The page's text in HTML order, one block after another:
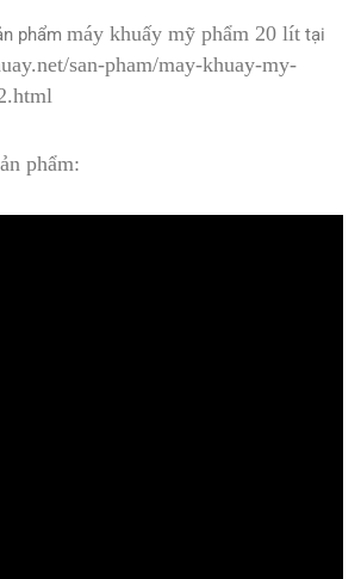
phẩm máy khuấy mỹ phẩm 20 lít tại
san-pham/may-khuay-my-
phẩm: